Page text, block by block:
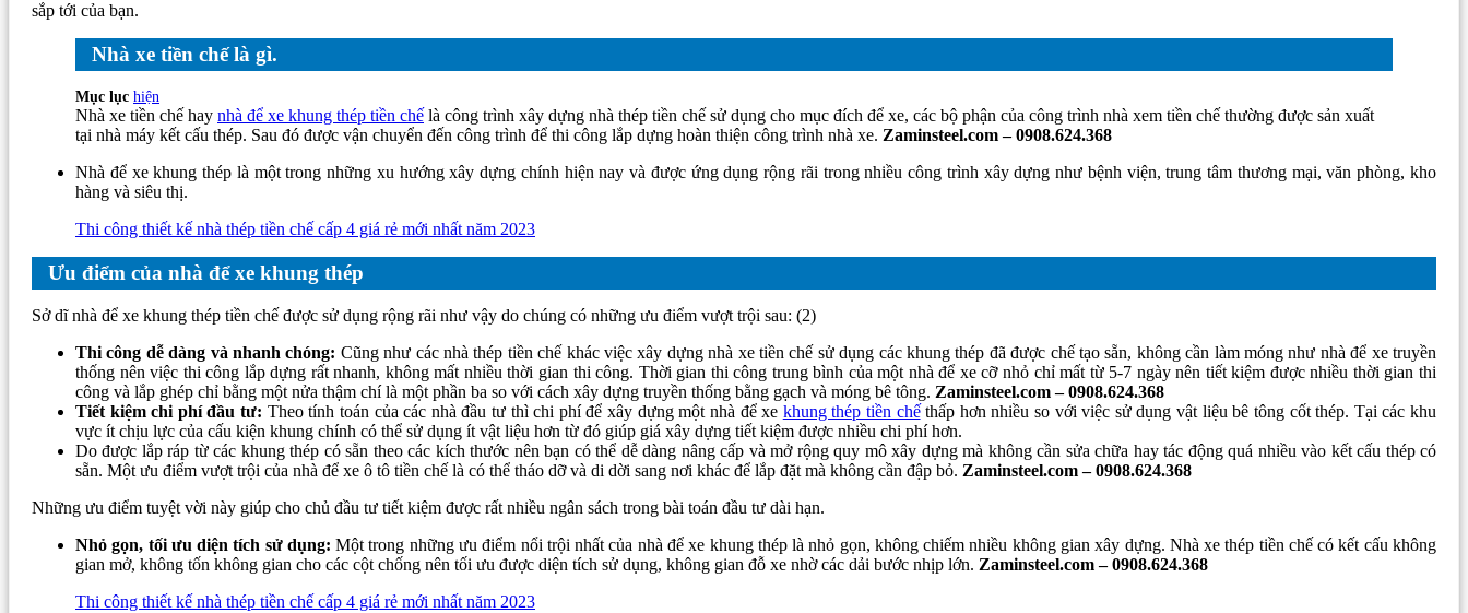
sắp tới của bạn.
Nhà xe tiền chế là gì.
Mục lục hiện
Nhà xe tiền chế hay nhà để xe khung thép tiền chế là công trình xây dựng nhà thép tiền chế sử dụng cho mục đích để xe, các bộ phận của công trình nhà xem tiền chế thường được sản xuất
tại nhà máy kết cấu thép. Sau đó được vận chuyển đến công trình để thi công lắp dựng hoàn thiện công trình nhà xe. Zaminsteel.com – 0908.624.368
Nhà để xe khung thép là một trong những xu hướng xây dựng chính hiện nay và được ứng dụng rộng rãi trong nhiều công trình xây dựng như bệnh viện, trung tâm thương mại, văn phòng, kho
hàng và siêu thị.
Thi công thiết kế nhà thép tiền chế cấp 4 giá rẻ mới nhất năm 2023
Ưu điểm của nhà để xe khung thép
Sở dĩ nhà để xe khung thép tiền chế được sử dụng rộng rãi như vậy do chúng có những ưu điểm vượt trội sau: (2)
Thi công dễ dàng và nhanh chóng: Cũng như các nhà thép tiền chế khác việc xây dựng nhà xe tiền chế sử dụng các khung thép đã được chế tạo sẵn, không cần làm móng như nhà để xe truyền
thống nên việc thi công lắp dựng rất nhanh, không mất nhiều thời gian thi công. Thời gian thi công trung bình của một nhà để xe cỡ nhỏ chỉ mất từ 5-7 ngày nên tiết kiệm được nhiều thời gian thi
công và lắp ghép chỉ bằng một nửa thậm chí là một phần ba so với cách xây dựng truyền thống bằng gạch và móng bê tông. Zaminsteel.com – 0908.624.368
Tiết kiệm chi phí đầu tư: Theo tính toán của các nhà đầu tư thì chi phí để xây dựng một nhà để xe khung thép tiền chếthấp hơn nhiều so với việc sử dụng vật liệu bê tông cốt thép. Tại các khu
vực ít chịu lực của cấu kiện khung chính có thể sử dụng ít vật liệu hơn từ đó giúp giá xây dựng tiết kiệm được nhiều chi phí hơn.
Do được lắp ráp từ các khung thép có sẵn theo các kích thước nên bạn có thể dễ dàng nâng cấp và mở rộng quy mô xây dựng mà không cần sửa chữa hay tác động quá nhiều vào kết cấu thép có
sẵn. Một ưu điểm vượt trội của nhà để xe ô tô tiền chế là có thể tháo dỡ và di dời sang nơi khác để lắp đặt mà không cần đập bỏ. Zaminsteel.com – 0908.624.368
Những ưu điểm tuyệt vời này giúp cho chủ đầu tư tiết kiệm được rất nhiều ngân sách trong bài toán đầu tư dài hạn.
Nhỏ gọn, tối ưu diện tích sử dụng: Một trong những ưu điểm nổi trội nhất của nhà để xe khung thép là nhỏ gọn, không chiếm nhiều không gian xây dựng. Nhà xe thép tiền chế có kết cấu không
gian mở, không tốn không gian cho các cột chống nên tối ưu được diện tích sử dụng, không gian đỗ xe nhờ các dải bước nhịp lớn. Zaminsteel.com – 0908.624.368
Thi công thiết kế nhà thép tiền chế cấp 4 giá rẻ mới nhất năm 2023